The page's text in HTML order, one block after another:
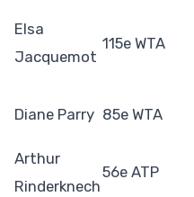
Elsa
Jacquemot
115e WTA
Diane Parry 85e WTA
Arthur
Rinderknech
56e ATP